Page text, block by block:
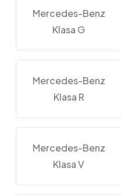
Mercedes-Benz
Klasa G
Mercedes-Benz
Klasa R
Mercedes-Benz
Klasa V